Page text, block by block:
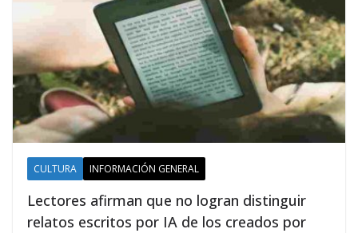
CULTURA INFORMACIÓN GENERAL
Lectores afirman que no logran distinguir
relatos escritos por IA de los creados por